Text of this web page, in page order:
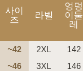
사이
즈
라벨
엉덩
이둘
레
~42 2XL 142
~46
3XL 146